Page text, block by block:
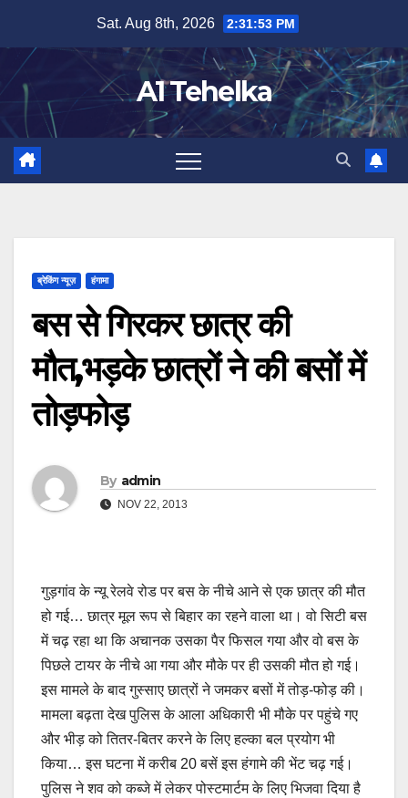
content
Sat. Aug 8th, 2026 2:31:54 PM
A1 Tehelka
ब्रेकिंग न्यूज़ हंगामा
बस से गिरकर छात्र की
मौत,भड़के छात्रों ने की बसों में
तोड़फोड़
By admin
NOV 22, 2013
गुड़गांव के न्यू रेलवे रोड पर बस के नीचे आने से एक छात्र की मौत
हो गई… छात्र मूल रूप से बिहार का रहने वाला था। वो सिटी बस
में चढ़ रहा था कि अचानक उसका पैर फिसल गया और वो बस के
पिछले टायर के नीचे आ गया और मौके पर ही उसकी मौत हो गई।
इस मामले के बाद गुस्साए छात्रों ने जमकर बसों में तोड़-फोड़ की।
मामला बढ़ता देख पुलिस के आला अधिकारी भी मौके पर पहुंचे गए
और भीड़ को तितर-बितर करने के लिए हल्का बल प्रयोग भी
किया… इस घटना में करीब 20 बसें इस हंगामे की भेंट चढ़ गई।
पुलिस ने शव को कब्जे में लेकर पोस्टमार्टम के लिए भिजवा दिया है